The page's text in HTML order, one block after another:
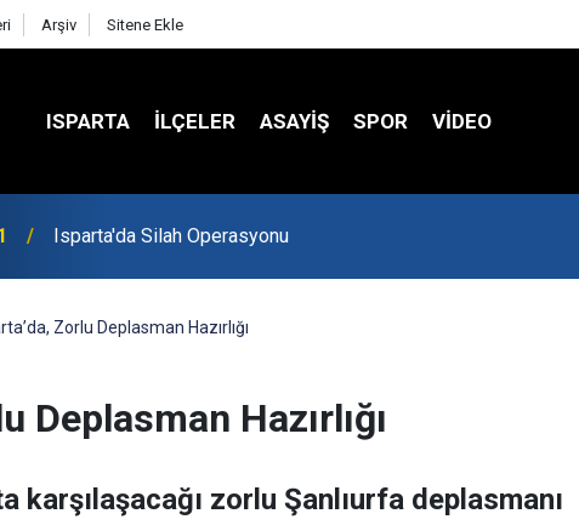
Arşiv Sitene Ekle
ISPARTA İLÇELER ASAYİŞ SPOR VIDEO
6 Mart Spor Salonu Yeniden Yükseliyor
Zorlu Deplasman Hazırlığı
Deplasman Hazırlığı
karşılaşacağı zorlu Şanlıurfa deplasmanı